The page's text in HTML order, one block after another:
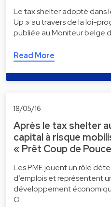
Le tax shelter adopté dans
Up » au travers de la loi-
publiée au Moniteur belge
Read More
18/05/16
Après le tax shelter
capital à risque
« Prêt Coup de
Les PME jouent un rôle
d’emplois et représentent
développement
O…